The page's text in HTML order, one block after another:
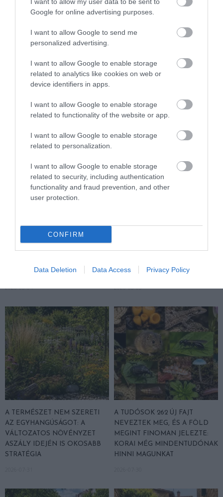
Google for online advertising purposes.
I want to allow Google to send me
personalized advertising.
I want to allow Google to enable storage
related to analytics like cookies on web or
device identifiers in apps.
I want to allow Google to enable storage
related to functionality of the website or app.
I want to allow Google to enable storage
related to personalization.
I want to allow Google to enable storage
related to security, including authentication
functionality and fraud prevention, and other
user protection.
CONFIRM
Data Deletion Data Access Privacy Policy
PINCÉSZETÉBE
2026-08-04
APÁTSÁG HABOS OLDALÁRA
2026-08-04
NEM CSAK A FÖLD
SZOMJAZIK: LÉGKÖRI ASZÁLY
NÖVÉNYEKBŐL
2026-08-04
FELETT: MI EZ A LÁTHATATLAN
ALATTA A TERMÉSZETTEL?
2026-08-03
A TERMÉSZET NEM SZERETI
AZ EGYHANGÚSÁGOT: A
VÁLTOZATOS NÖVÉNYZET
ASZÁLY IDEJÉN IS OKOSABB
STRATÉGIA
A TUDÓSOK 262 ÚJ FAJT
NEVEZTEK MEG, ÉS A FÖLD
MEGINT FINOMAN JELEZTE:
KORAI MÉG MINDENTUDÓNAK
HINNI MAGUNKAT